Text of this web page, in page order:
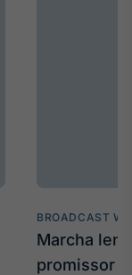
BROADCAST
Marcha
promissor